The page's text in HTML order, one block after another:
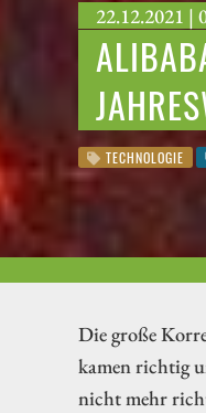
22.12.2021 |
TECHNOLOGIE
Die große
kamen richtig
nicht mehr